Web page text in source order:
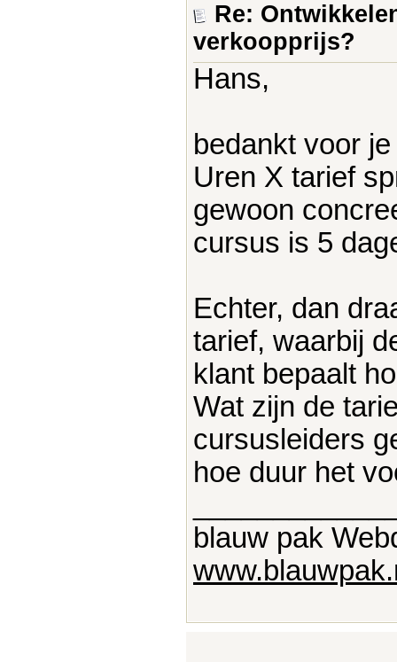
Re:
verkoopprijs?
Hans,
bedankt voor
Uren X tarief
gewoon
cursus is 5
Echter, dan
tarief, waarbij
klant bepaalt
Wat zijn de
cursusleiders
hoe duur het
blauw pak